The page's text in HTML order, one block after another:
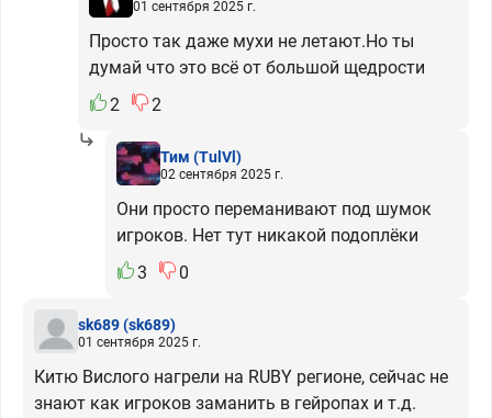
01 сентября 2025 г.
Просто так даже мухи не летают.Но ты
думай что это всё от большой щедрости
2
2
Тим (TulVl)
02 сентября 2025 г.
Они просто переманивают под шумок
игроков. Нет тут никакой подоплёки
3
0
sk689(sk689)
01 сентября 2025 г.
Китю Вислого нагрели на RUBY регионе, сейчас не
знают как игроков заманить в гейропах и т.д.